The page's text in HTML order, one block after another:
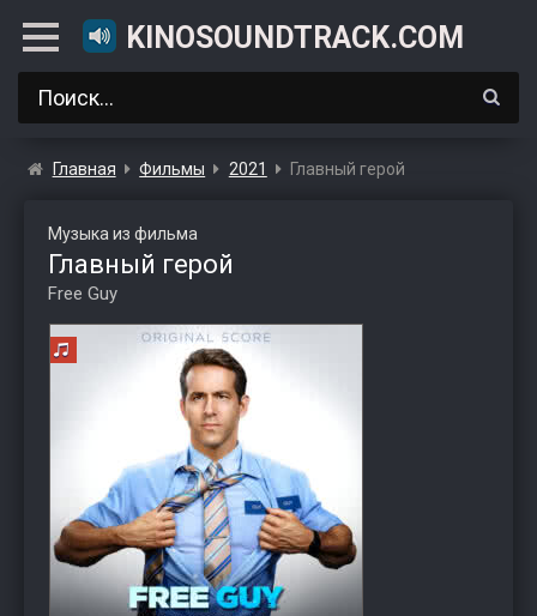
KINOSOUNDTRACK.COM
Главная Фильмы 2021 Главный герой
Музыка из фильма
Главный герой
Free Guy